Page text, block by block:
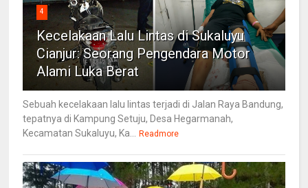
4
Kecelakaan Lalu Lintas di Sukaluyu
Cianjur: Seorang Pengendara Motor
Alami Luka Berat
Sebuah kecelakaan lalu lintas terjadi di Jalan Raya Bandung,
tepatnya di Kampung Setuju, Desa Hegarmanah,
Kecamatan Sukaluyu, Ka... Readmore